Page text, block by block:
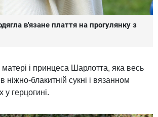
в'язане плаття на прогулянку з
і принцеса Шарлотта, яка весь
ніжно-блакитній сукні і вязанном
у герцогині.